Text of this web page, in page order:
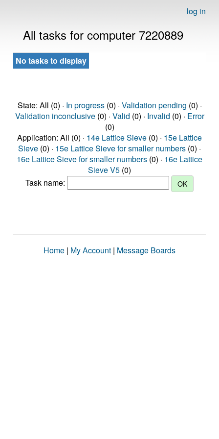
log in
All tasks for computer 7220889
No tasks to display
State: All (0) · In progress(0) · Validation pending (0) ·
Validation inconclusive(0) · Valid (0) · Invalid (0) · Error
(0)
Application: All (0) · 14e Lattice Sieve (0) · 15e Lattice
Sieve (0) · 15e Lattice Sieve for smaller numbers (0) ·
16e Lattice Sieve for smaller numbers (0) · 16e Lattice
Sieve V5 (0)
Task name:
Home | My Account | Message Boards